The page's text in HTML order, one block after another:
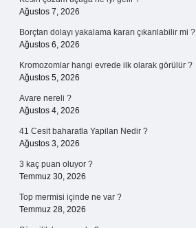
Ağustos 7, 2026
Borçtan dolayı yakalama kararı çıkarılabilir mi ?
Ağustos 6, 2026
Kromozomlar hangi evrede ilk olarak görülür ?
Ağustos 5, 2026
Avare nereli ?
Ağustos 4, 2026
41 Cesit baharatla Yapilan Nedir ?
Ağustos 3, 2026
3 kaç puan oluyor ?
Temmuz 30, 2026
Top mermisi içinde ne var ?
Temmuz 28, 2026